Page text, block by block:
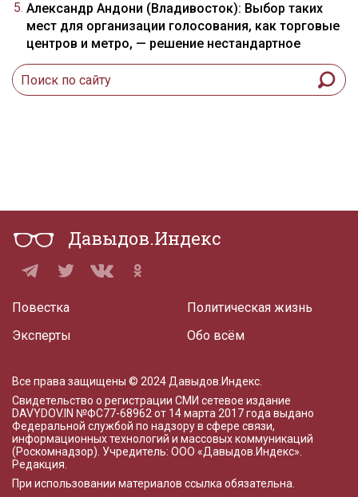
Александр Андони (Владивосток): Выбор таких
мест для организации голосования, как торговые
центров и метро, — решение нестандартное
Давыдов.Индекс
Повестка
Эксперты
Политическая жизнь
Обо всём
Все права защищены © 2024 Давыдов.Индекс.
Свидетельство о регистрации СМИ сетевое издание
DAVYDOV.IN №ФС77-68962 от 14 марта 2017 года выдано
Федеральной службой по надзору в сфере связи,
информационных технологий и массовых коммуникаций
(Роскомнадзор). Учредитель: ООО «Давыдов.Индекс».
Редакция
При использовании материалов ссылка обязательна.